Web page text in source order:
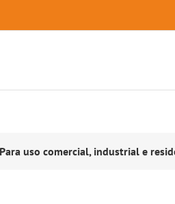
uso comercial, industrial e